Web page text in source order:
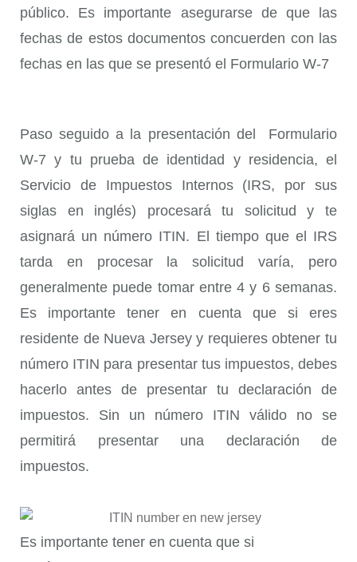
público. Es importante asegurarse de que las
fechas de estos documentos concuerden con las
fechas en las que se presentó el Formulario W-7
Paso seguido a la presentación del Formulario
W-7 y tu prueba de identidad y residencia, el
Servicio de Impuestos Internos (IRS, por sus
siglas en inglés) procesará tu solicitud y te
asignará un número ITIN. El tiempo que el IRS
tarda en procesar la solicitud varía, pero
generalmente puede tomar entre 4 y 6 semanas.
Es importante tener en cuenta que si eres
residente de Nueva Jersey y requieres obtener tu
número ITIN para presentar tus impuestos, debes
hacerlo antes de presentar tu declaración de
impuestos. Sin un número ITIN válido no se
permitirá presentar una declaración de
impuestos.
Es importante tener en cuenta que si